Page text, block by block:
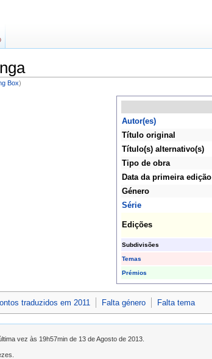
Box)
Autor(es)
Título original
Título(s) alternativo(s)
Tipo de obra
Data da primeira edição
Género
Série
Edições
Subdivisões
Temas
Prémios
traduzidos em 2011 Falta género Falta tema
vez às 19h57min de 13 de Agosto de 2013.